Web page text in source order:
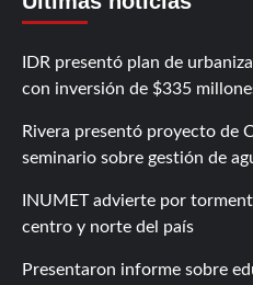
IDR presentó plan de
con inversión de $335
Rivera presentó proyecto de
seminario sobre gestión de
INUMET advierte por
centro y norte del país
Presentaron informe sobre